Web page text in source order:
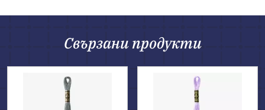
Свързани продукти